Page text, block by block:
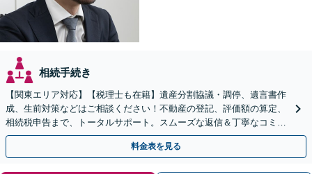
相続手続き
【関東エリア対応】【税理士も在籍】遺産分割協議・調停、遺言書作
成、生前対策などはご相談ください！不動産の登記、評価額の算定、
相続税申告まで、トータルサポート。スムーズな返信＆丁寧なコミュ
ニケーション◎お気軽にご相談ください。
料金表を見る